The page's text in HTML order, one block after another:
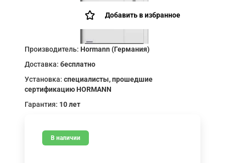
Добавить в избранное
Производитель: Hormann (Германия)
Доставка: бесплатно
Установка: специалисты, прошедшие
сертификацию HORMANN
Гарантия: 10 лет
В наличии